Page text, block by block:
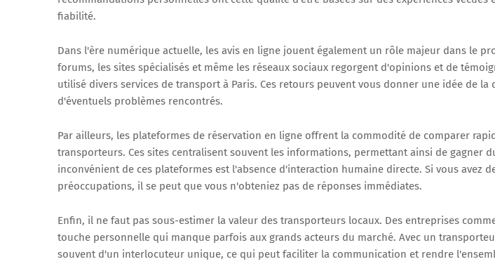
fiabilité.
Dans l'ère numérique actuelle, les avis en ligne jouent également un rôle majeur dans le
forums, les sites spécialisés et même les réseaux sociaux regorgent d'opinions et de
utilisé divers services de transport à Paris. Ces retours peuvent vous donner une idée de
d'éventuels problèmes rencontrés.
Par ailleurs, les plateformes de réservation en ligne offrent la commodité de comparer
transporteurs. Ces sites centralisent souvent les informations, permettant ainsi de gagner
inconvénient de ces plateformes est l'absence d'interaction humaine directe. Si vous avez
préoccupations, il se peut que vous n'obteniez pas de réponses immédiates.
Enfin, il ne faut pas sous-estimer la valeur des transporteurs locaux. Des entreprises
touche personnelle qui manque parfois aux grands acteurs du marché. Avec un
souvent d'un interlocuteur unique, ce qui peut faciliter la communication et rendre